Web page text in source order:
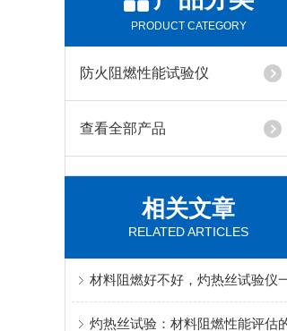
PRODUCT CATEGORY
防火阻燃性能试验仪
查看全部产品
相关文章
RELATED ARTICLES